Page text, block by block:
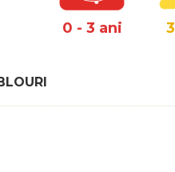
0 - 3 ani